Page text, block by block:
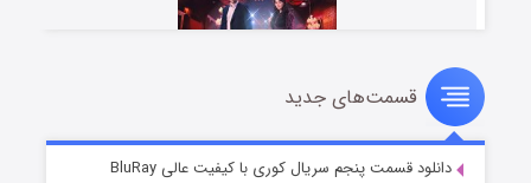
سریال زشت
قسمت۲ (زیرنویس) منتشر شد
قسمت‌های جدید
دانلود قسمت پنجم سریال کوری با کیفیت عالی BluRay